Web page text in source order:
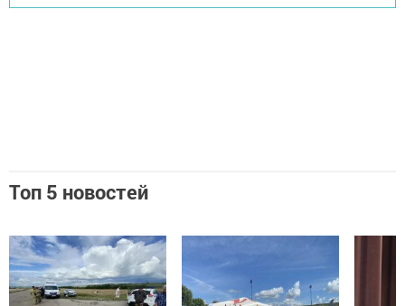
Топ 5 новостей